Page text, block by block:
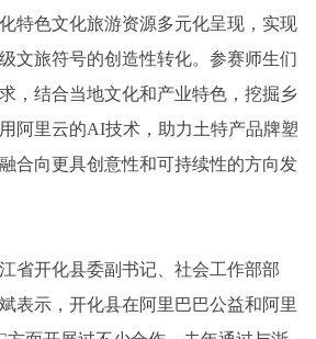
特色文化旅游资源多元化呈现，实现
文旅符号的创造性转化。参赛师生们
，结合当地文化和产业特色，挖掘乡
阿里云的AI技术，助力土特产品牌塑
合向更具创意性和可持续性的方向发
省开化县委副 书记 、社会工作部部
表示，开化县在阿里巴巴公益和阿里